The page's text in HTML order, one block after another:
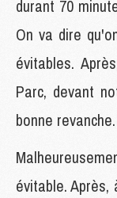
durant 70
On va dire
évitables.
Parc, devant
bonne
évitable. Après,